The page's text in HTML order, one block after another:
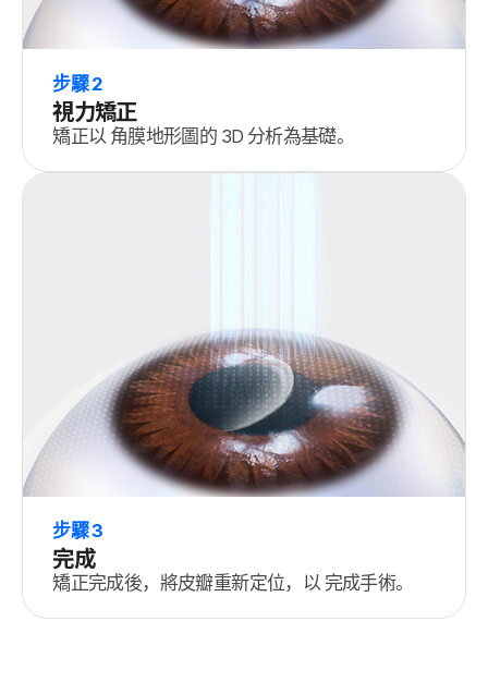
步驟 2
視力矯正
矯正以 角膜地形圖的 3D 分析為基礎。
步驟 3
完成
矯正完成後，將皮瓣重新定位，以 完成手術。